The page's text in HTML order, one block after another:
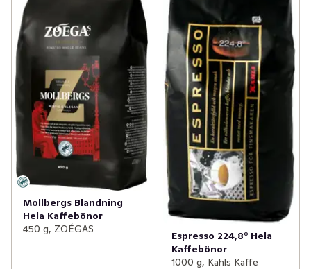
Mollbergs Blandning
Hela Kaffebönor
450 g, ZOÉGAS
Espresso 224,8° Hela
Kaffebönor
1000 g, Kahls Kaffe